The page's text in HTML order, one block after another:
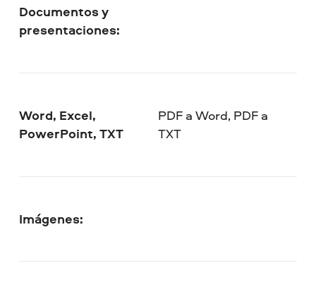
Documentos y
presentaciones:
Word, Excel,
PowerPoint, TXT
PDF a Word, PDF a
TXT
Imágenes: